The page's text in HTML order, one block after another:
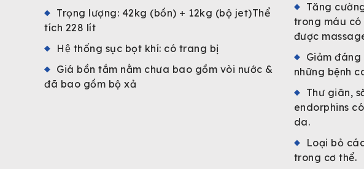
Trọng lượng: 42kg (bồn) + 12kg (bộ jet)Thể
tích 228 lít
Hệ thống sục bọt khí: có trang bị
Giá bồn tắm nằm chưa bao gồm vòi nước &
đã bao gồm bộ xả
Tăng
trong máu có
được
Giảm
những bệnh
Thư giãn,
endorphins
da.
Loại bỏ
trong cơ thể.